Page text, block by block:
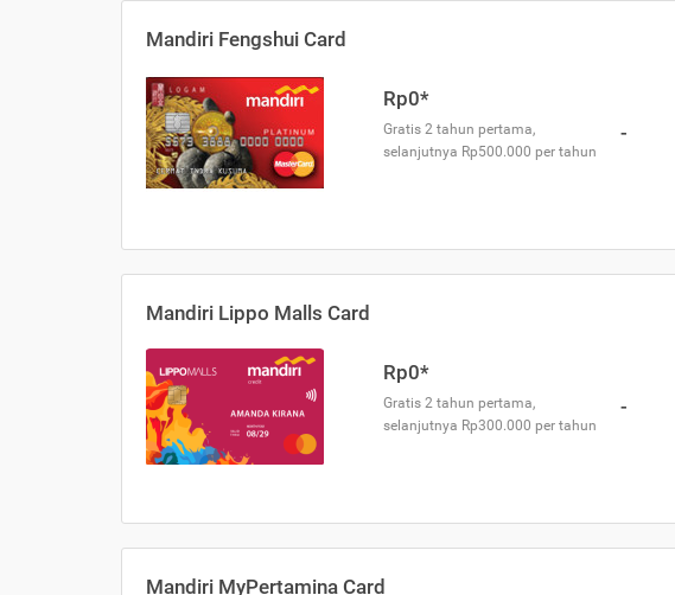
Mandiri Fengshui Card
Rp0*
Gratis 2 tahun pertama,
selanjutnya Rp500.000 per tahun
-
Mandiri Lippo Malls Card
Rp0*
Gratis 2 tahun pertama,
selanjutnya Rp300.000 per tahun
-
Mandiri MyPertamina Card